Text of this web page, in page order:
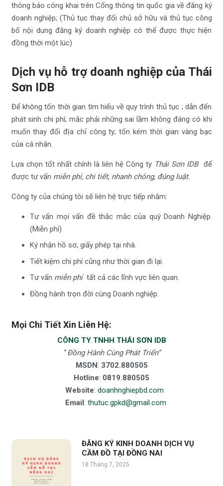
thông báo công khai trên Cổng thông tin quốc gia về đăng ký
doanh nghiệp; (Thủ tục thay đổi chủ sở hữu và thủ tục công
bố nội dung đăng ký doanh nghiệp có thể được thực hiện
đồng thời một lúc)
Dịch vụ hỗ trợ doanh nghiệp của Thái
Sơn IDB
Để không tốn thời gian tìm hiểu về quy trình thủ tục ; dẫn đến
phát sinh chi phí; mắc phải những sai lầm không đáng có khi
muốn thay đổi địa chỉ công ty; tốn kém thời gian vàng bạc
của cá nhân.
Lựa chọn tốt nhất chính là liên hệ Công ty Thái Sơn IDBđể
được tư vấn miễn phí, chi tiết, nhanh chóng, đúng luật.
Công ty của chúng tôi sẽ liên hệ trực tiếp nhằm:
Tư vấn mọi vấn đề thắc mắc của quý Doanh Nghiệp.
(Miễn phí)
Ký nhận hồ sơ, giấy phép tại nhà.
Tiết kiệm chi phí cũng như thời gian đi lại.
Tư vấn miễn phítất cả các lĩnh vực liên quan.
Đồng hành trọn đời cùng Doanh nghiệp.
Mọi Chi Tiết Xin Liên Hệ:
CÔNG TY TNHH THÁI SƠN IDB
” Đồng Hành Cùng Phát Triển”
MSDN: 3702.880505
Hotline: 0819.880505
Website: doanhnghiepbd.com
Email: thutuc.gpkd@gmail.com
ĐĂNG KÝ KINH DOANH DỊCH VỤ
CẦM ĐỒ TẠI ĐỒNG NAI
18 Tháng 7, 2025